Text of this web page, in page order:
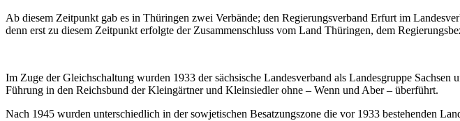
Ab diesem Zeitpunkt gab es in Thüringen zwei Verbände; den Regierungsverband Erfurt im
denn erst zu diesem Zeitpunkt erfolgte der Zusammenschluss vom Land Thüringen, dem
Im Zuge der Gleichschaltung wurden 1933 der sächsische Landesverband als Landesgruppe
Führung in den Reichsbund der Kleingärtner und Kleinsiedler ohne – Wenn und Aber – überführt.
Nach 1945 wurden unterschiedlich in der sowjetischen Besatzungszone die vor 1933 bestehenden